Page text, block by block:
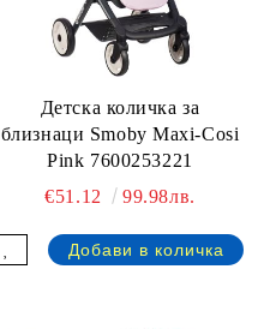
Детска количка за
близнаци Smoby Maxi-Cosi
Pink 7600253221
€51.12
99.98лв.